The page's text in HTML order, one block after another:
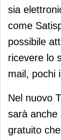
sia
come
possibile
ricevere lo
mail, pochi
Nel nuovo
sarà anche
gratuito